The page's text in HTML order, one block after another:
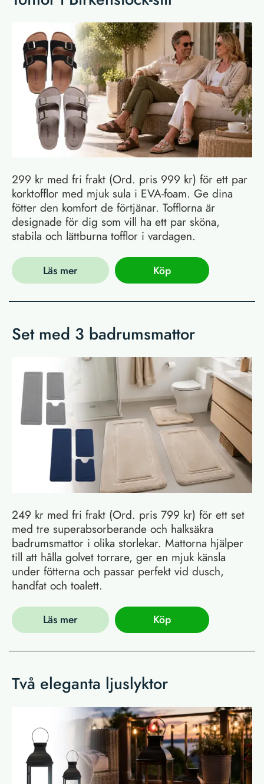
299 kr med fri frakt (Ord. pris 999 kr) för ett par
korktofflor med mjuk sula i EVA-foam. Ge dina
fötter den komfort de förtjänar. Tofflorna är
designade för dig som vill ha ett par sköna,
stabila och lättburna tofflor i vardagen.
Läs mer Köp
Set med 3 badrumsmattor
249 kr med fri frakt (Ord. pris 799 kr) för ett set
med tre superabsorberande och halksäkra
badrumsmattor i olika storlekar. Mattorna hjälper
till att hålla golvet torrare, ger en mjuk känsla
under fötterna och passar perfekt vid dusch,
handfat och toalett.
Läs mer Köp
Två eleganta ljuslyktor